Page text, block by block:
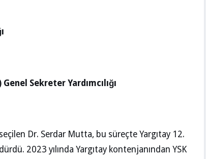
Sekreter Yardımcılığı
seçilen Dr. Serdar Mutta, bu süreçte Yargıtay 12.
2023 yılında Yargıtay kontenjanından YSK